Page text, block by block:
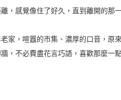
，感覺像住了好久，直到離開的那
家，喧囂的市集、濃厚的口音，原
，不必費盡花言巧語，喜歡那麼一